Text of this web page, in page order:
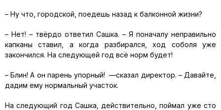
– Ну что, городской, поедешь назад к балконной жизни?
– Нет! – твёрдо ответил Сашка. – Я поначалу неправильно
капканы ставил, а когда разбирался, ход соболя уже
закончился. На следующей год всё норм будет!
– Блин! А он парень упорный! —сказал директор. – Давайте,
дадим ему нормальный участок.
На следующий год Сашка, действительно, поймал уже сто